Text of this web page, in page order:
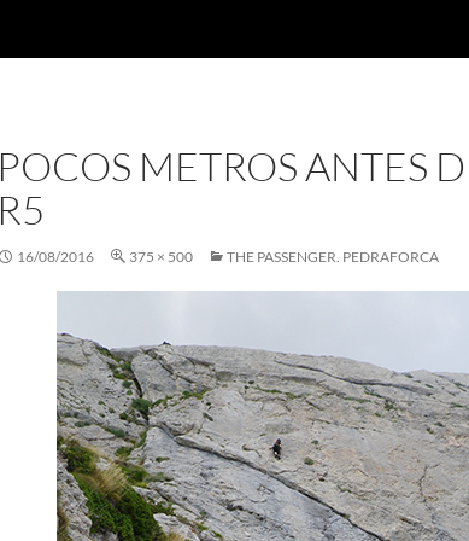
POCOS METROS ANTES
R5
16/08/2016 375 × 500 THE PASSENGER. PEDRAFORCA